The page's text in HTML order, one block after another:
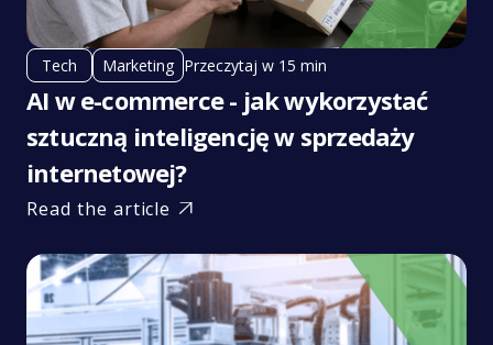
Tech Marketing Przeczytaj w 15 min
AI w e-commerce - jak wykorzystać
sztuczną inteligencję w sprzedaży
internetowej?
Read the article 